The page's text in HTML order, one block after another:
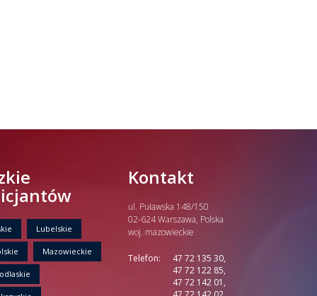
Lubelskie
Mazowieckie
Kontakt
ul. Puławska 148/150
02-624 Warszawa, Polska
woj. mazowieckie
Telefon:
47 72 135 30,
47 72 122 85,
47 72 142 01,